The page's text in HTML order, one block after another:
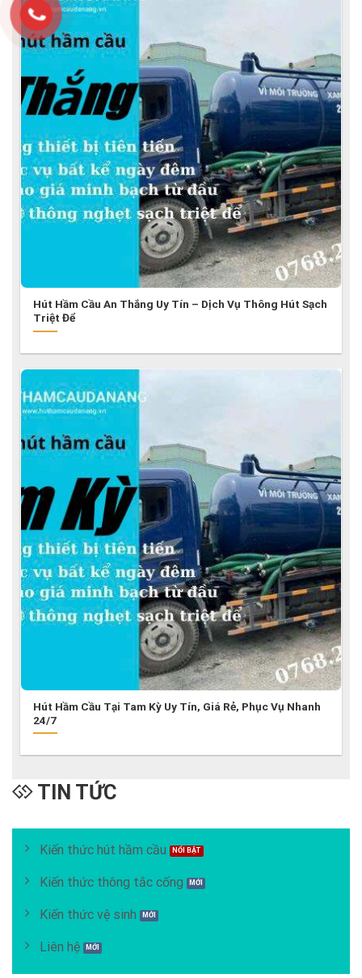
Hút Hầm Cầu An Thắng Uy Tín – Dịch Vụ Thông Hút Sạch
Triệt Để
Hút Hầm Cầu Tại Tam Kỳ Uy Tín, Giá Rẻ, Phục Vụ Nhanh
24/7
TIN TỨC
Kiến thức hút hầm cầu
Kiến thức thông tắc cống
Kiến thức vệ sinh
Liên hệ